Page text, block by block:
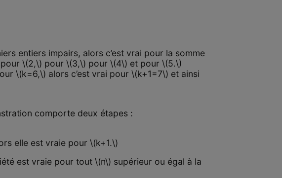
entiers impairs, alors c’est vrai pour la somme
pour \(2,\) pour \(3,\) pour \(4\) et pour \(5.\)
\(k=6,\) alors c’est vrai pour \(k+1=7\) et ainsi
comporte deux étapes :
elle est vraie pour \(k+1.\)
est vraie pour tout \(n\) supérieur ou égal à la